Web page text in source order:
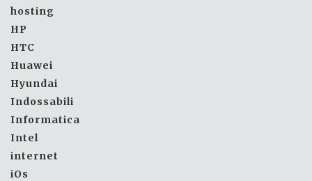
hosting
HP
HTC
Huawei
Hyundai
Indossabili
Informatica
Intel
internet
iOs